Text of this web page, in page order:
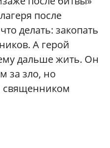
после
делать: закопать
А герой
дальше жить. Он
за зло, но
священником